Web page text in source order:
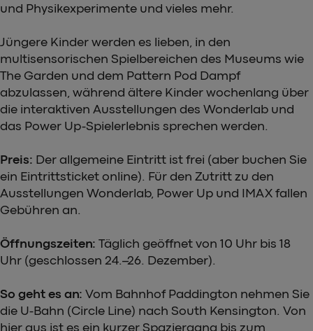
und Physikexperimente und vieles mehr.
Jüngere Kinder werden es lieben, in den
multisensorischen Spielbereichen des Museums wie
The Garden und dem Pattern Pod Dampf
abzulassen, während ältere Kinder wochenlang über
die interaktiven Ausstellungen des Wonderlab und
das Power Up-Spielerlebnis sprechen werden.
Preis: Der allgemeine Eintritt ist frei (aber buchen Sie
ein Eintrittsticket online). Für den Zutritt zu den
Ausstellungen Wonderlab, Power Up und IMAX fallen
Gebühren an.
Öffnungszeiten: Täglich geöffnet von 10 Uhr bis 18
Uhr (geschlossen 24.–26. Dezember).
So geht es an: Vom Bahnhof Paddington nehmen Sie
die U-Bahn (Circle Line) nach South Kensington. Von
hier aus ist es ein kurzer Spaziergang bis zum